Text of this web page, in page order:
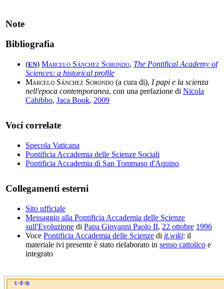
Note
Bibliografia
(EN) Marcelo Sánchez Sorondo, The Pontifical Academy of
Sciences: a historical profile
Marcelo Sánchez Sorondo (a cura di), I papi e la scienza
nell'epoca contemporanea, con una prefazione di Nicola
Cabibbo, Jaca Book, 2009
Voci correlate
Specola Vaticana
Pontificia Accademia delle Scienze Sociali
Pontificia Accademia di San Tommaso d'Aquino
Collegamenti esterni
Sito ufficiale
Messaggio alla Pontificia Accademia delle Scienze
sull'Evoluzione di Papa Giovanni Paolo II, 22 ottobre 1996
Voce Pontificia Accademia delle Scienze di it.wiki: il
materiale ivi presente è stato rielaborato in senso cattolico e
integrato
v • d • m